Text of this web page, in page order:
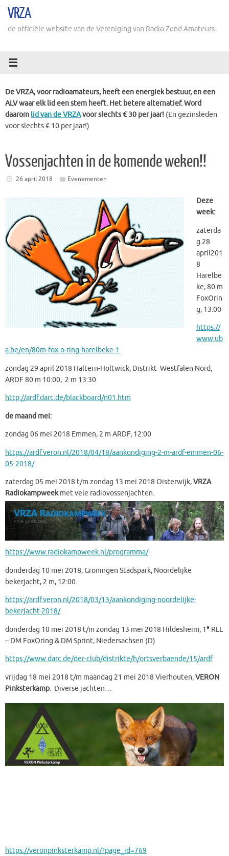
naarVRZA
de officiële website van de Vereniging van Radio Zend Amateurs
De VRZA, voor radioamateurs, heeft een energiek bestuur, en een
ALV waar elk lid een stem heeft. Het betere alternatief. Word
daarom lid van de VRZAvoor slechts € 30 per jaar! (En gezinsleden
voor slechts € 10 per jaar!)
Vossenjachten in de komende weken!!
26 april 2018 Evenementen
Deze
week:
zaterda
g 28
april201
8
Harelbe
ke, 80 m
FoxOrin
g, 13:00
https://
www.ub
a.be/en/80m-fox-o-ring-harelbeke-1
zondag 29 april 2018 Haltern-Holtwick, Distrikt Westfalen Nord,
ARDF 80 m 10:00, 2 m 13:30
http://ardf.darc.de/blackboard/n01.htm
de maand mei:
zondag 06 mei 2018 Emmen, 2 m ARDF, 12:00
https://ardf.veron.nl/2018/04/18/aankondiging-2-m-ardf-emmen-06-
05-2018/
zaterdag 05 mei 2018 t/m zondag 13 mei 2018 Oisterwijk,VRZA
Radiokampweekmet vele radiovossenjachten.
https://www.radiokampweek.nl/programma/
donderdag 10 mei 2018, Groningen Stadspark, Noordelijke
bekerjacht, 2 m, 12:00.
https://ardf.veron.nl/2018/03/13/aankondiging-noordelijke-
bekerjacht-2018/
donderdag 10 mei 2018 t/m zondag 13 mei 2018 Hildesheim, 1e RLL
– DM FoxOring & DM Sprint, Niedersachsen (D)
https://www.darc.de/der-club/distrikte/h/ortsverbaende/15/ardf
vrijdag 18 mei 2018 t/m maandag 21 mei 2018 Vierhouten,VERON
Pinksterkamp. Diverse jachten…
https://veronpinksterkamp.nl/?page_id=769